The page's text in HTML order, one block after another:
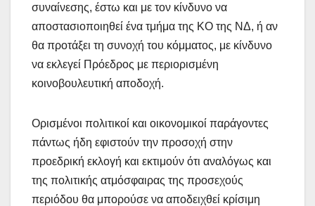
συναίνεσης, έστω και με τον κίνδυνο να
αποστασιοποιηθεί ένα τμήμα της ΚΟ της ΝΔ, ή αν
θα προτάξει τη συνοχή του κόμματος, με κίνδυνο
να εκλεγεί Πρόεδρος με περιορισμένη
κοινοβουλευτική αποδοχή.
Ορισμένοι πολιτικοί και οικονομικοί παράγοντες
πάντως ήδη εφιστούν την προσοχή στην
προεδρική εκλογή και εκτιμούν ότι αναλόγως και
της πολιτικής ατμόσφαιρας της προσεχούς
περιόδου θα μπορούσε να αποδειχθεί κρίσιμη